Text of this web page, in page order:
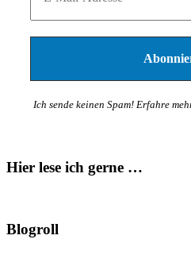
Ich sende keinen Spam! Erfahre
Hier lese ich gerne …
Blogroll